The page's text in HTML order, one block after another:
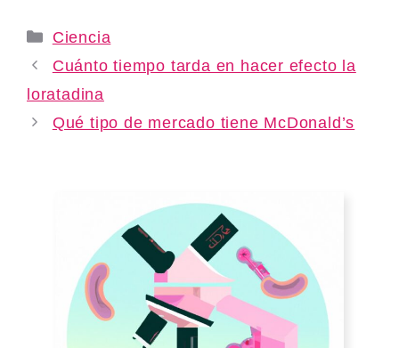
Categories
Ciencia
Cuánto tiempo tarda en hacer efecto la
loratadina
Qué tipo de mercado tiene McDonald’s